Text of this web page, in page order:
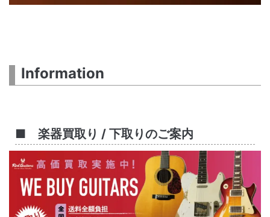
Information
■ 楽器買取り / 下取りのご案内